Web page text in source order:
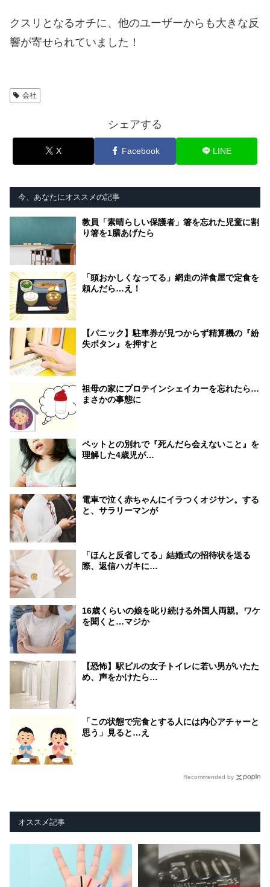
クスリとなるオチに、他のユーザーからも大きな反
響が寄せられていました！
会社
シェアする
X Facebook LINE
今、あなたにオススメの記事
教員「素晴らしい保護者」箸を忘れた児童に割
り箸を1膳あげたら
「頭おかしくなってる」網走の洋食屋で定食を
頼んだら…え！
【パニック】駐車券が見つからず精算機の『紛
失ボタン』を押すと
祖母の家にプロテインシェイカーを忘れたら…
まさかの事態に
ペットとの別れで『死んだら会えないこと』を
理解した4歳児が…
電車で泣く赤ちゃんにイラつくオジサン。する
と、サラリーマンが
「ほんと反省してる」結婚式の招待状を送る
際、返信ハガキに…
16歳くらいの娘を叱り続ける外国人両親。ワケ
を聞くと…マジか
【恐怖】駅ビルの女子トイレに若い男がいたた
め、声をかけたら…
「この状態で完食とする人には内心アチャーと
思う」見ると…え
Recommended by
オススメ記事